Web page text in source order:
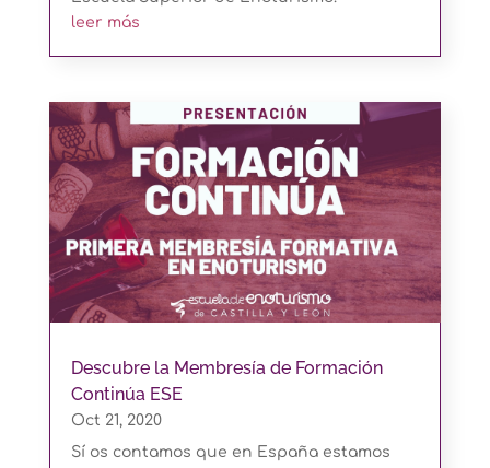
leer más
Descubre la Membresía de Formación
Continúa ESE
Oct 21, 2020
Sí os contamos que en España estamos